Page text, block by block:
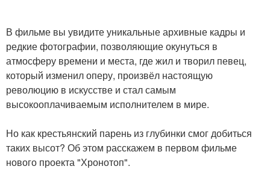
В фильме вы увидите уникальные архивные кадры и
редкие фотографии, позволяющие окунуться в
атмосферу времени и места, где жил и творил певец,
который изменил оперу, произвёл настоящую
революцию в искусстве и стал самым
высокооплачиваемым исполнителем в мире.
Но как крестьянский парень из глубинки смог добиться
таких высот? Об этом расскажем в первом фильме
нового проекта "Хронотоп".